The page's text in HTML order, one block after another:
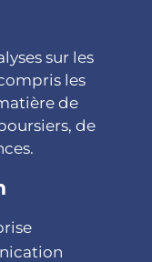
sur les
les
de
de